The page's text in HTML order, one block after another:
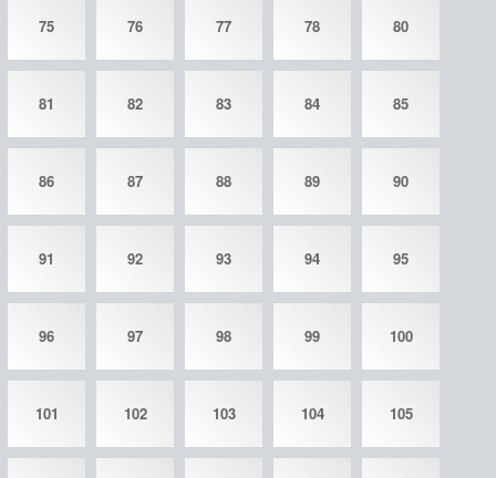
75 76 77 78 80
81 82 83 84 85
86 87 88 89 90
91 92 93 94 95
96 97 98 99 100
101 102 103 104 105